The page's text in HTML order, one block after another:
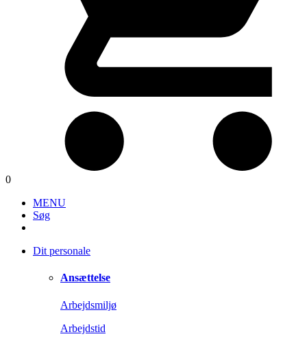
0
MENU
Søg
Dit personale
Ansættelse
Arbejdsmiljø
Arbejdstid